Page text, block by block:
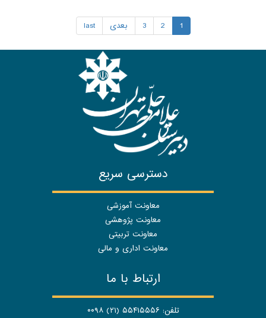
1
2
3 بعدی last
دسترسی سریع
معاونت آموزشی
معاونت پژوهشی
معاونت تربیتی
معاونت اداری و مالی
ارتباط با ما
تلفن: ۵۵۴۱۵۵۵۶ (۲۱) ۰۰۹۸